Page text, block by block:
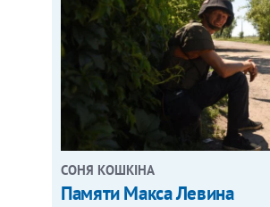
СОНЯ КОШКІНА
Памяти Макса Левина